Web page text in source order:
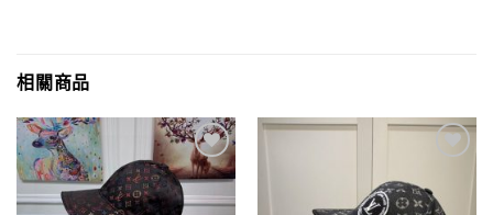
相關商品
Add to
wishlist
wishlist